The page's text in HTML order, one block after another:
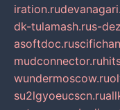
iration.ru
dk-tulamash.rus-
asoftdoc.ru
mudconnector.ru
wundermoscow.ru
su2lgyoeucscn.ru